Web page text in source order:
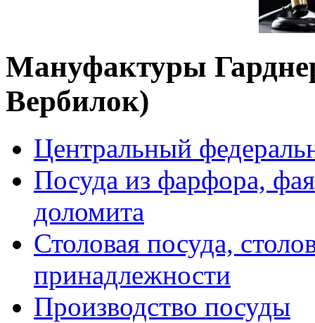
Мануфактуры
Вербилок)
Центральный
Посуда из фарфора,
доломита
Столовая посуда,
принадлежности
Производство посуды